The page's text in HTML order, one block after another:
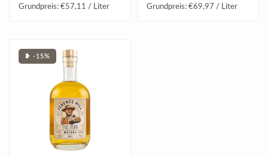
Grundpreis: €57,11 / Liter
Grundpreis: €69,97 / Liter
❥ -15%